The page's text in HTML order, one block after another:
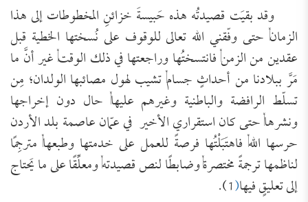
وقد بقيَت قصيدتُه هذه حَبيسةَ خزائنِ المخطوطات إلى هذا
الزمان, حتى وفّقني الله تعالى للوقوف على نُسختها الخطية قبل
عقدين من الزمن, فانتسختُها وراجعتها في ذلك الوقت, غير أنَّ ما
مَرَّ ببلادنا من أحداثٍ جسام, تشيب لهول مصائبها الولدان؛ مِن
تسلّط الرافضة والباطنية وغيرهم عليها, حال دون إخراجها
ونشرها, حتى كان استقراري الأخير في عمّان عاصمة بلد الأردن
حرسها الله, فاهتَبَلْتُها فرصةً للعمل على خدمتها وطبعها, مترجِمًا
لناظمها ترجمةً مختصرة, وضابطًا لنص قصيدته, ومعلِّقًا على ما يَحتاج
إلى تعليقٍ فيها(
1).